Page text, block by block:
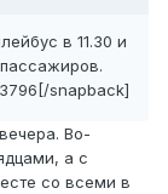
в 11.30 и
snapback]
Во-
а с
со всеми в